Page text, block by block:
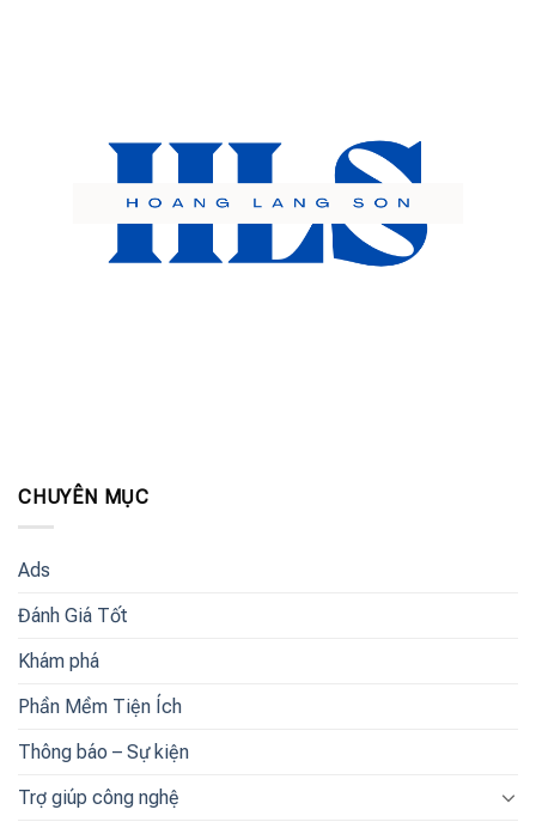
CHUYÊN MỤC
Ads
Đánh Giá Tốt
Khám phá
Phần Mềm Tiện Ích
Thông báo – Sự kiện
Trợ giúp công nghệ